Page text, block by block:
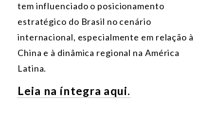
tem influenciado o posicionamento
estratégico do Brasil no cenário
internacional, especialmente em relação à
China e à dinâmica regional na América
Latina.
Leia na íntegra aqui.